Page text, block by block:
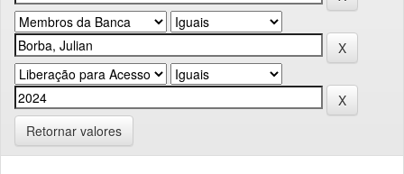
Retornar valores